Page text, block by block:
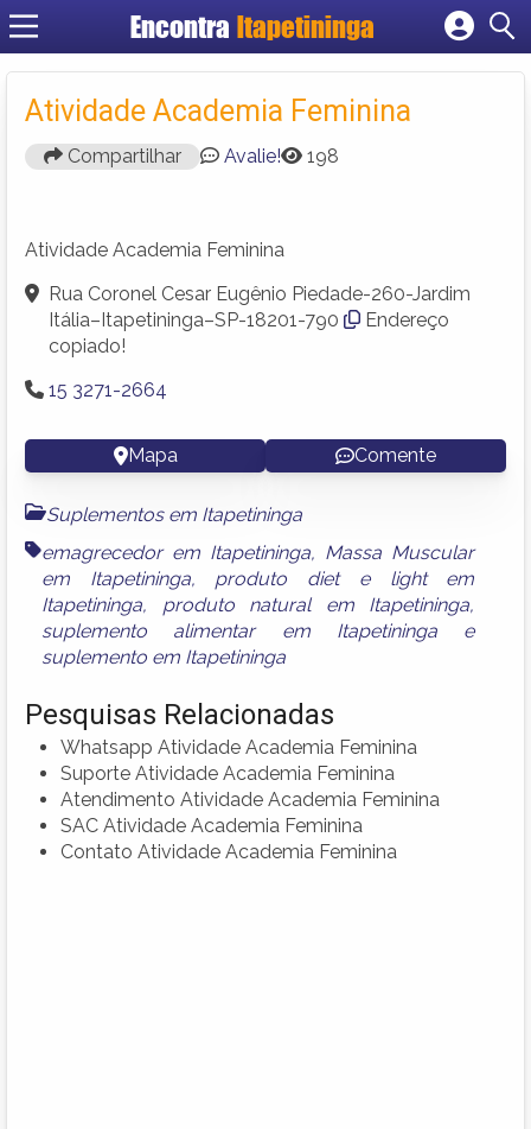
Encontra Itapetininga
Cadastrar empresa
Criar conta
Atividade Academia Feminina
Compartilhar Avalie! 198
Atividade Academia Feminina
Rua Coronel Cesar Eugênio Piedade-260-Jardim
Itália–Itapetininga–SP-18201-790
Endereço
copiado!
15 3271-2664
Mapa Comente
Suplementos em Itapetininga
emagrecedor em Itapetininga, Massa Muscular
em Itapetininga, produto diet e light em
Itapetininga, produto natural em Itapetininga,
suplemento alimentar em Itapetininga e
suplemento em Itapetininga
Pesquisas Relacionadas
Whatsapp Atividade Academia Feminina
Suporte Atividade Academia Feminina
Atendimento Atividade Academia Feminina
SAC Atividade Academia Feminina
Contato Atividade Academia Feminina